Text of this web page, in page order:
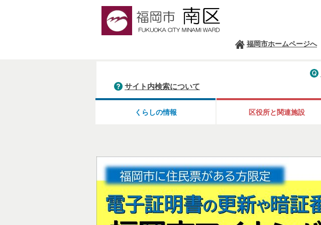
福岡市ホームページへ
サイト内検索について
くらしの情報 区役所と関連施設